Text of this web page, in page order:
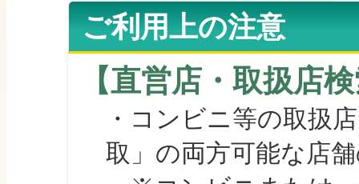
ご利用上の注意
【直営店・取扱店
・コンビニ等の取扱
取」の両方可能な店